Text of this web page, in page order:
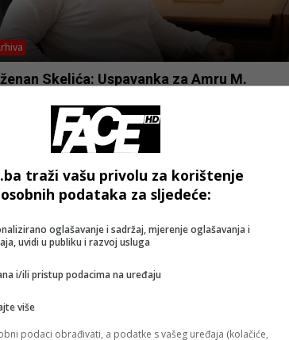
Skelića: Uspavanka za Amru M.
o Šmitovom pismu,
“Generalna proba” da potpuno ućuti; Granica
za Bijeg Postoji
traži vašu privolu za korištenje
osobnih podataka za sljedeće:
oglašavanje i sadržaj, mjerenje oglašavanja i
uvidi u publiku i razvoj usluga
i/ili pristup podacima na uređaju
više
podaci obrađivati, a podatke s vašeg uređaja (kolačiće,